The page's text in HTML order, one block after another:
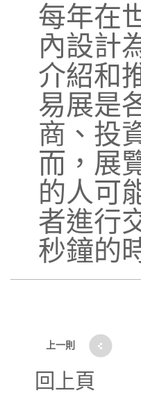
每年在
內設計
介紹和
易展是
商、投
而，展
的人可
者進行
秒鐘的
上一則
回上頁